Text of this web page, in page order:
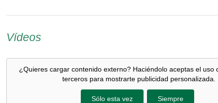
Vídeos
¿Quieres cargar contenido externo? Haciéndolo aceptas el uso
terceros para mostrarte publicidad personalizada.
Sólo esta vez Siempre